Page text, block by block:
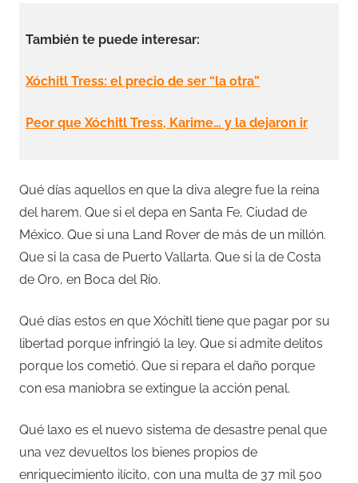
También te puede interesar:
Xóchitl Tress: el precio de ser “la otra”
Peor que Xóchitl Tress, Karime… y la dejaron ir
Qué días aquellos en que la diva alegre fue la reina
del harem. Que si el depa en Santa Fe, Ciudad de
México. Que si una Land Rover de más de un millón.
Que si la casa de Puerto Vallarta. Que si la de Costa
de Oro, en Boca del Río.
Qué días estos en que Xóchitl tiene que pagar por su
libertad porque infringió la ley. Que si admite delitos
porque los cometió. Que si repara el daño porque
con esa maniobra se extingue la acción penal.
Qué laxo es el nuevo sistema de desastre penal que
una vez devueltos los bienes propios de
enriquecimiento ilícito, con una multa de 37 mil 500